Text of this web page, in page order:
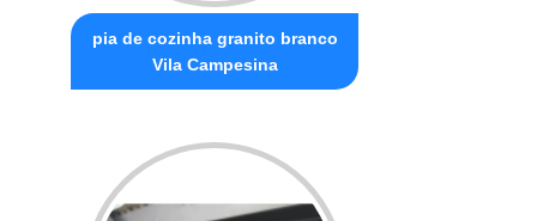
pia de cozinha granito branco
Vila Campesina